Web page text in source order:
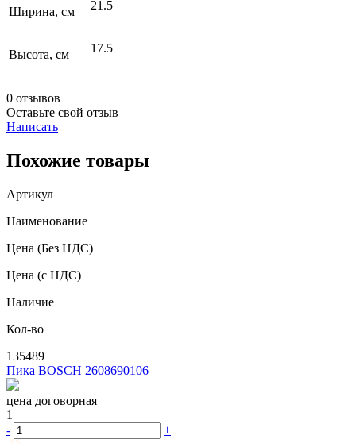
Ширина, см 21.5
Высота, см 17.5
0 отзывов
Оставьте свой отзыв
Написать
Похожие товары
Артикул
Наименование
Цена (Без НДС)
Цена (с НДС)
Наличие
Кол-во
135489
Пика BOSCH 2608690106
цена договорная
1
-
+